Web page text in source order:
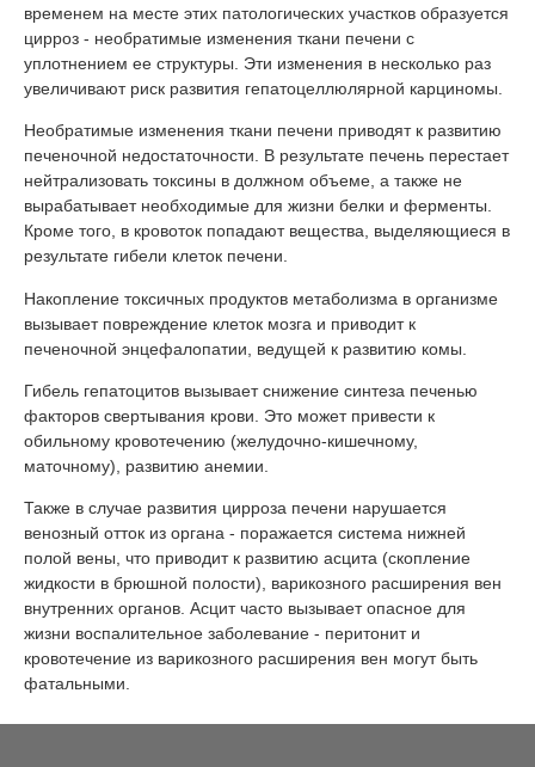
временем на месте этих патологических участков образуется
цирроз - необратимые изменения ткани печени с
уплотнением ее структуры. Эти изменения в несколько раз
увеличивают риск развития гепатоцеллюлярной карциномы.
Необратимые изменения ткани печени приводят к развитию
печеночной недостаточности. В результате печень перестает
нейтрализовать токсины в должном объеме, а также не
вырабатывает необходимые для жизни белки и ферменты.
Кроме того, в кровоток попадают вещества, выделяющиеся в
результате гибели клеток печени.
Накопление токсичных продуктов метаболизма в организме
вызывает повреждение клеток мозга и приводит к
печеночной энцефалопатии, ведущей к развитию комы.
Гибель гепатоцитов вызывает снижение синтеза печенью
факторов свертывания крови. Это может привести к
обильному кровотечению (желудочно-кишечному,
маточному), развитию анемии.
Также в случае развития цирроза печени нарушается
венозный отток из органа - поражается система нижней
полой вены, что приводит к развитию асцита (скопление
жидкости в брюшной полости), варикозного расширения вен
внутренних органов. Асцит часто вызывает опасное для
жизни воспалительное заболевание - перитонит и
кровотечение из варикозного расширения вен могут быть
фатальными.